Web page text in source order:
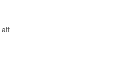
att